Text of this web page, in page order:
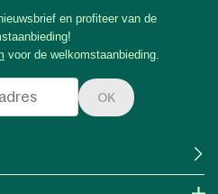
en profiteer van de
voor de welkomstaanbieding.
OK